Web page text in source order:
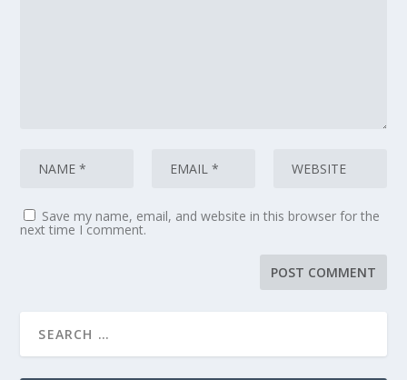
Save my name, email, and website in this browser for the
next time I comment.